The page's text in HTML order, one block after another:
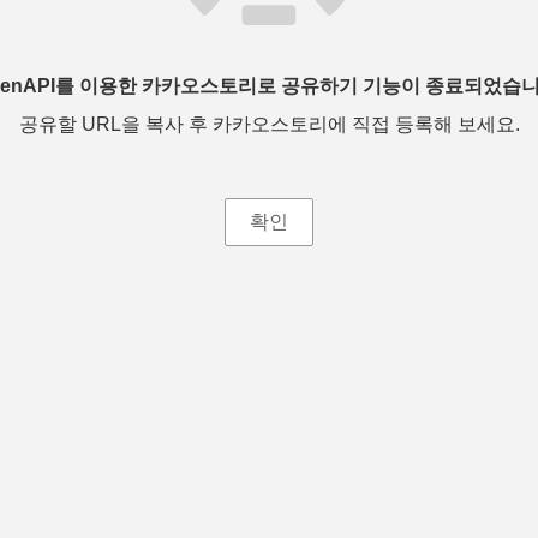
를 이용한 카카오스토리로 공유하기 기능이 종료되었습
공유할 URL을 복사 후 카카오스토리에 직접 등록해 보세요.
확인